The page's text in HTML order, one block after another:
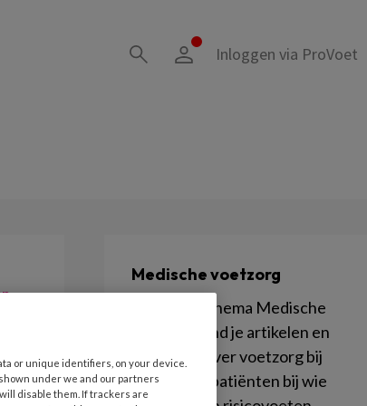
Inloggen via ProVoet
Medische voetzorg
Onder het thema Medische
voetzorg vind je artikelen en
berichten over voetzorg bij
cliënten of patiënten bij wie
or unique identifiers, on your device.
under we and our partners
disable them. If trackers are